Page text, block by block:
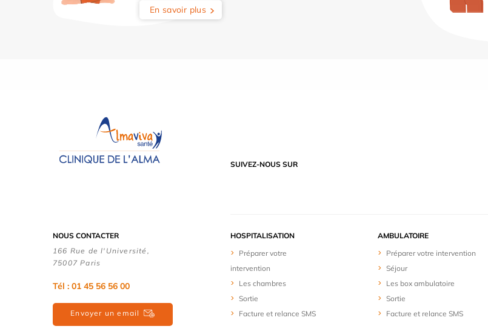
En savoir plus
SUIVEZ-NOUS SUR
NOUS CONTACTER
166 Rue de l'Université,
75007 Paris
Tél : 01 45 56 56 00
Envoyer un email
HOSPITALISATION
Préparer votre
intervention
Les chambres
Sortie
Facture et relance SMS
AMBULATOIRE
Préparer votre intervention
Séjour
Les box ambulatoire
Sortie
Facture et relance SMS